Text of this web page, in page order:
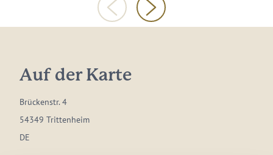
Auf der Karte
Brückenstr. 4
54349 Trittenheim
DE